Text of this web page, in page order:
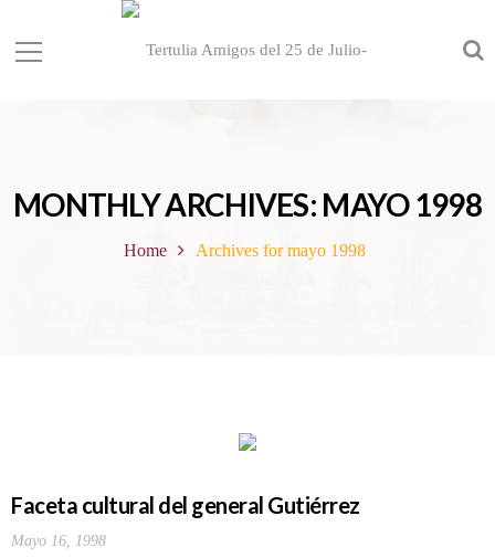
MONTHLY ARCHIVES: MAYO 1998
Home Archives for mayo 1998
Faceta cultural del general Gutiérrez
Mayo 16, 1998